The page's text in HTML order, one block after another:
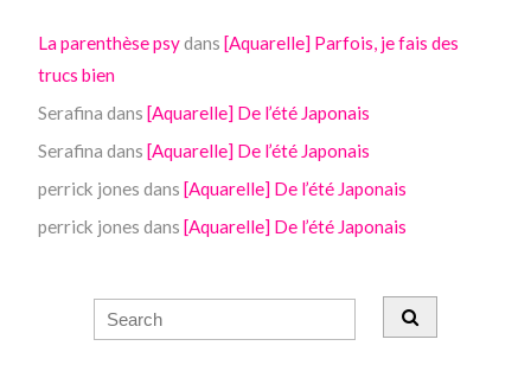
La parenthèse psydans[Aquarelle] Parfois, je fais des
trucs bien
Serafina dans[Aquarelle] De l’été Japonais
Serafina dans[Aquarelle] De l’été Japonais
perrick jones dans[Aquarelle] De l’été Japonais
perrick jones dans[Aquarelle] De l’été Japonais